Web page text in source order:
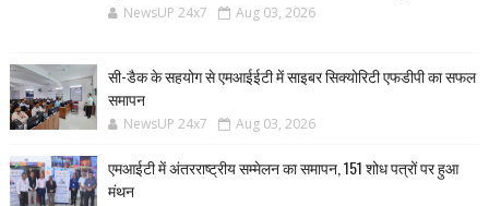
NewsUP 24x7 Aug 03, 2026
सी-डैक के सहयोग से एमआईईटी में साइबर सिक्योरिटी एफडीपी का सफल
समापन
NewsUP 24x7 Aug 03, 2026
एमआईटी में अंतरराष्ट्रीय सम्मेलन का समापन, 151 शोध पत्रों पर हुआ
मंथन